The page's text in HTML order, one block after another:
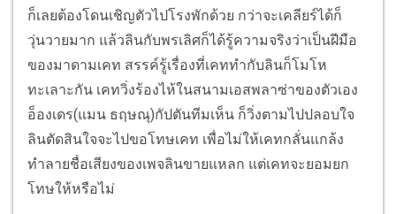
ก็เลยต้องโดนเชิญตัวไปโรงพักด้วย กว่าจะเคลียร์ได้ก็
วุ่นวายมาก แล้วลินกับพรเลิศก็ได้รู้ความจริงว่าเป็นฝีมือ
ของมาดามเคท สรรค์รู้เรื่องที่เคททำกับลินก็โมโห
ทะเลาะกัน เคทวิ่งร้องไห้ในสนามเอสพลาซ่าของตัวเอง
อ็องเดร(แมน ธฤษณุ)กัปตันทีมเห็น ก็วิ่งตามไปปลอบใจ
ลินตัดสินใจจะไปขอโทษเคท เพื่อไม่ให้เคทกลั่นแกล้ง
ทำลายชื่อเสียงของเพจลินขายแหลก แต่เคทจะยอมยก
โทษให้หรือไม่